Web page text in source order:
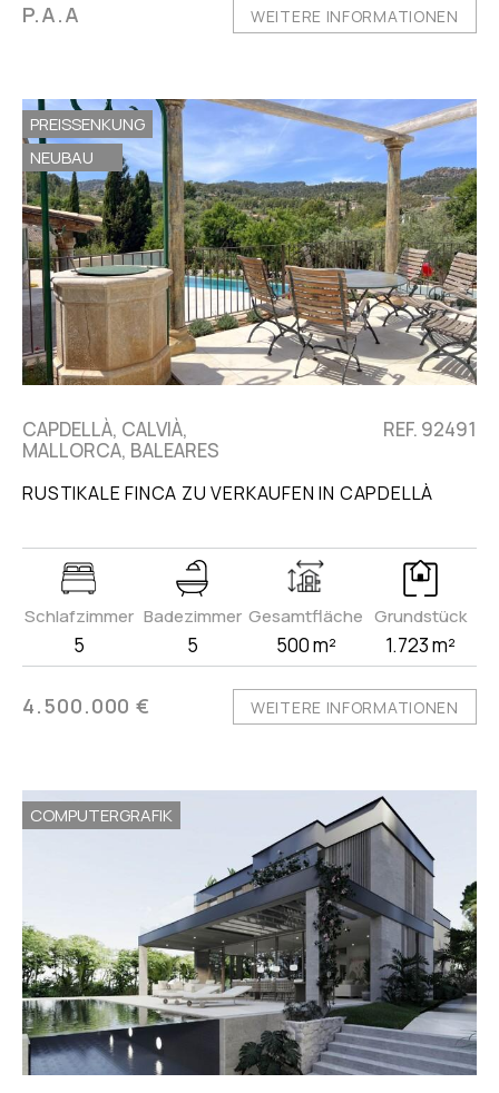
P.A.A WEITERE INFORMATIONEN
PREISSENKUNG
NEUBAU
CAPDELLÀ, CALVIÀ,
MALLORCA, BALEARES
REF. 92491
RUSTIKALE FINCA ZU VERKAUFEN IN CAPDELLÀ
Schlafzimmer
5
Badezimmer
5
Gesamtfläche
500 m²
Grundstück
1.723 m²
4.500.000 € WEITERE INFORMATIONEN
COMPUTERGRAFIK